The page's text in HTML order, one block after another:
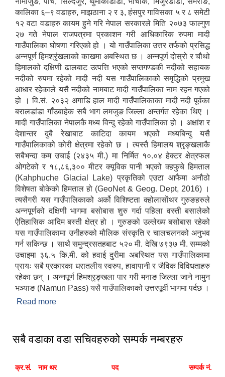
कालिका ६–९ वडाहरु, माझठाना २ र ३, हंसपुर गाविसका ५ र ८ समेटी
१२ वटा वडाहरु कायम हुने गरि नेपाल सरकारले मिति २०७३ फाल्गुण
२७ गते नेपाल राजपत्रमा प्रकाशन गरी आधिकारिक रुपमा मादी
गाउँपालिका घोषणा गरिएको हो । यो गाउँपालिका उत्तर तर्फको प्रसिद्ध
अन्नपूर्ण हिमश्रृंखलाको काखमा अबस्थित छ । अन्नपूर्ण दोस्रो र चौथो
हिमालको दक्षिणी ढालबाट उत्पत्ति भएको सप्तगण्डकी नदीको सहायक
नदीको रुपमा रहेको मादी नदी यस गाउँपालिकाको समृद्धिको प्रमुख
आधार रहेकाले यसै नदीको नामबाट मादी गाउँपालिका नाम रहन गएको
हो । वि.सं. २०३२ अगाडि हाल मादी गाउँपालिकाका मादी नदी पूर्वका
बरालडांडा गाँउबाहेक सबै भाग लमजुङ जिल्ला अन्तर्गत रहेका थिए ।
मादी गाउँपालिका नेपालकै मध्य विन्दु रहेको गाउँपालिका हो । अक्षांश र
देशान्तर दुबै रेखाबाट काटिदा कायम भएकोे मध्यबिन्दु यसै
गाउँपालिकाको कोरी क्षेत्रमा रहेको छ । त्यस्तै हिमालय श्रृङ्खलाकै
सबैभन्दा कम उचाई (२४३५ मी.) मा निर्मित १०.०४ हेक्टर क्षेत्रफल
ओगटेको र १८,८६,३०० मीटर क्यूविक पानी भएको क्हफुचे हिमताल
(Kahphuche Glacial Lake) प्रकृतिको एउटा आफैमा अनौठो
विशेषता बोकेको हिमताल हो (GeoNet & Geog. Dept, 2016) ।
त्यसैगरी यस गाउँपालिकाको अर्को विशिष्टता क्होलासाेंथर गुरुङहरुले
अन्नपूर्णको दक्षिणी भागमा बसोबास शुरु गर्दा पहिला वस्ती बसालेकोे
ऐतिहासिक आदिम बस्ती क्षेत्र हो । गुरुङको उल्लेख्य बसोबास रहेको
यस गाउँपालिकामा उनीहरुको मौलिक संस्कृति र चालचलनको अनुभव
गर्न सकिन्छ । साथै समुन्द्रसतहबाट ५२० मी. देखि ७९३७ मी. सम्मको
उचाइमा ३६.५ कि.मी. को हवाई दुरीमा अबस्थित यस गाउँपालिकामा
प्रायः सबै प्रकारका धरातलीय स्वरुप, हावापानी र जैविक विविधताहरु
रहेका छन् । अन्नपूर्ण हिमश्रृङ्खला पार गरी मनाङ जिल्ला जाने नामुन
भञ्याङ (Namun Pass) यसै गाउँपालिकाको उत्तरपूर्वी भागमा पर्दछ ।
Read more
सबै वडाका वडा सचिवहरुको सम्पर्क नम्बरहरु
क्र.सं. नाम थर पद सम्पर्क नं.